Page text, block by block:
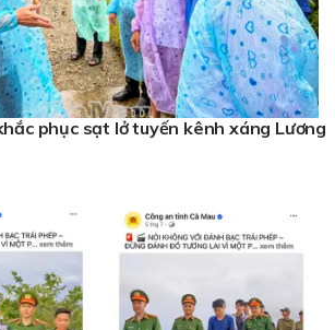
phục sạt lở tuyến kênh xáng Lương